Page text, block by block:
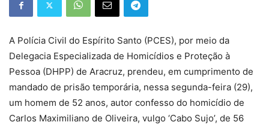
A Polícia Civil do Espírito Santo (PCES), por meio da
Delegacia Especializada de Homicídios e Proteção à
Pessoa (DHPP) de Aracruz, prendeu, em cumprimento de
mandado de prisão temporária, nessa segunda-feira (29),
um homem de 52 anos, autor confesso do homicídio de
Carlos Maximiliano de Oliveira, vulgo ‘Cabo Sujo’, de 56